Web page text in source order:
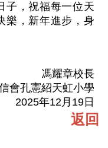
子，祝福每一位天
樂，新年進步，身
馮耀章校長
會孔憲紹天虹小學
2025年12月19日
返回